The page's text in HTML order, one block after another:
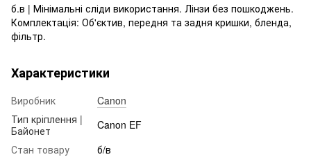
б.в | Мінімальні сліди використання. Лінзи без пошкоджень.
Комплектація: Об'єктив, передня та задня кришки, бленда,
фільтр.
Характеристики
Виробник
Canon
Тип кріплення |
Байонет
Canon EF
Стан товару
б/в